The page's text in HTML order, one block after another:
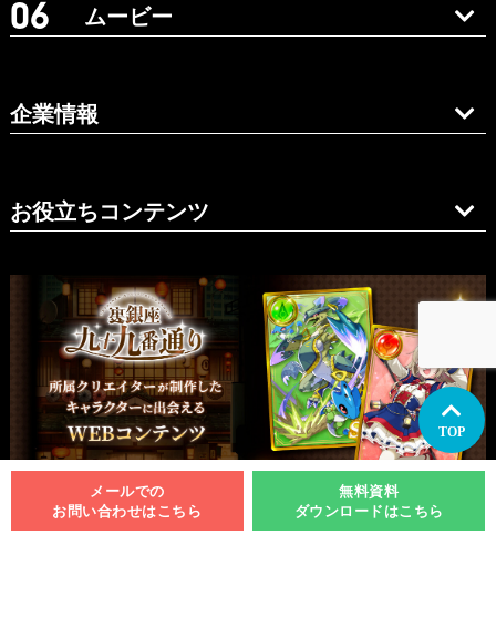
メールでの
お問い合わせはこちら
無料資料
ダウンロードはこちら
TOP
ムービー
企業情報
お役立ちコンテンツ